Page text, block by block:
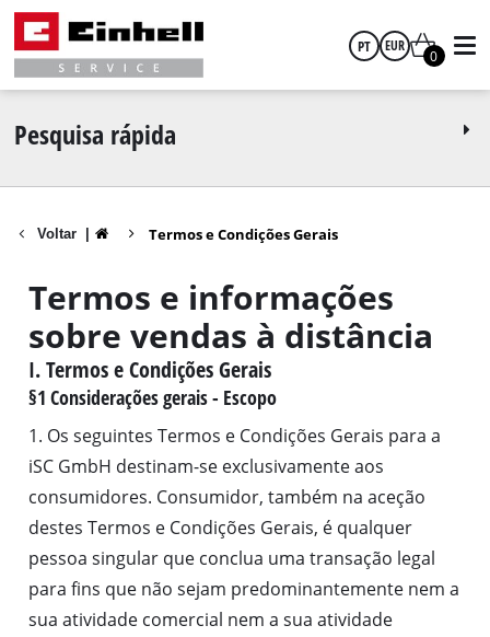
PT EUR
GBP
CZK
0
Pesquisa rápida
Voltar Termos e Condições Gerais
Termos e informações
sobre vendas à distância
I. Termos e Condições Gerais
§1 Considerações gerais - Escopo
1. Os seguintes Termos e Condições Gerais para a
iSC GmbH destinam-se exclusivamente aos
consumidores. Consumidor, também na aceção
destes Termos e Condições Gerais, é qualquer
pessoa singular que conclua uma transação legal
para fins que não sejam predominantemente nem a
sua atividade comercial nem a sua atividade